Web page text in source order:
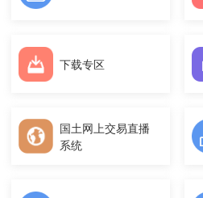
下载专区
国土网上交易直播
系统